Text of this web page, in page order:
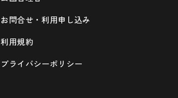
お問合せ・利用申し込み
利用規約
プライバシーポリシー